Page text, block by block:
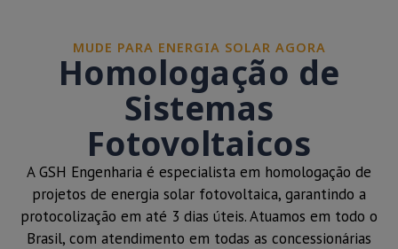
MUDE PARA ENERGIA SOLAR AGORA
Homologação de
Sistemas
Fotovoltaicos
A GSH Engenharia é especialista em homologação de
projetos de energia solar fotovoltaica, garantindo a
protocolização em até 3 dias úteis. Atuamos em todo o
Brasil, com atendimento em todas as concessionárias